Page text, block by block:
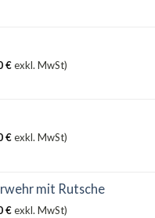
€exkl. MwSt)
€exkl. MwSt)
mit Rutsche
€exkl. MwSt)